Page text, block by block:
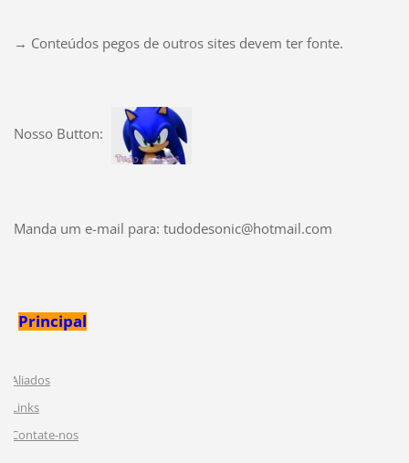
→ Conteúdos pegos de outros sites devem ter fonte.
Nosso Button:
Manda um e-mail para: tudodesonic@hotmail.com
Principal
Aliados
Links
Contate-nos